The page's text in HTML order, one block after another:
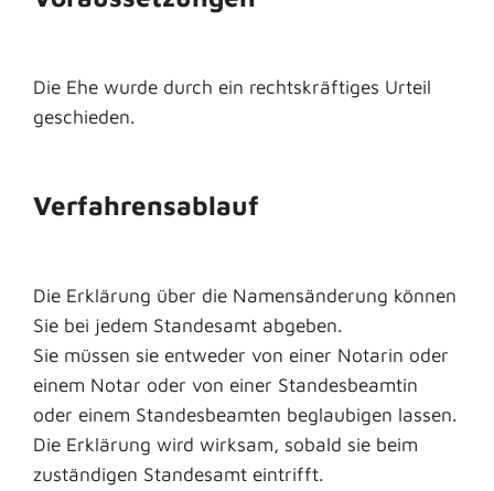
Die Ehe wurde durch ein rechtskräftiges Urteil
geschieden.
Verfahrensablauf
Die Erklärung über die Namensänderung können
Sie bei jedem Standesamt abgeben.
Sie müssen sie entweder von einer Notarin oder
einem Notar oder von einer Standesbeamtin
oder einem Standesbeamten beglaubigen lassen.
Die Erklärung wird wirksam, sobald sie beim
zuständigen Standesamt eintrifft.